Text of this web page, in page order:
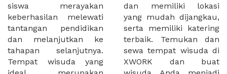
siswa merayakan
keberhasilan melewati
tantangan pendidikan
dan melanjutkan ke
tahapan selanjutnya.
Tempat wisuda yang
dan memiliki lokasi
yang mudah dijangkau,
serta memiliki katering
terbaik. Temukan dan
sewa tempat wisuda di
XWORK dan buat